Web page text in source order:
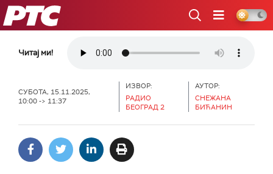
РТС
Читај ми!
СУБОТА, 15.11.2025,
10:00 -> 11:37
ИЗВОР:
РАДИО
БЕОГРАД 2
АУТОР:
СНЕЖАНА
БИЋАНИН